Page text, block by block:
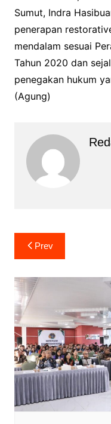
Sumut, Indra
penerapan
mendalam sesuai
Tahun 2020 dan
penegakan hukum
(Agung)
Navigasi
pos
Prev